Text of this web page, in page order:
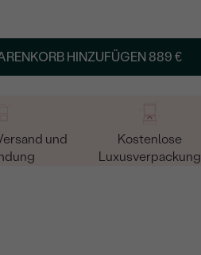
HINZUFÜGEN 889 €
und
Kostenlose
Luxusverpackung